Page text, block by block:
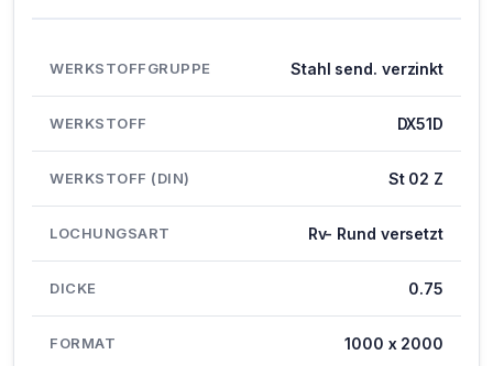
WERKSTOFFGRUPPE Stahl send. verzinkt
WERKSTOFF DX51D
WERKSTOFF (DIN) St 02 Z
LOCHUNGSART Rv- Rund versetzt
DICKE 0.75
FORMAT 1000 x 2000